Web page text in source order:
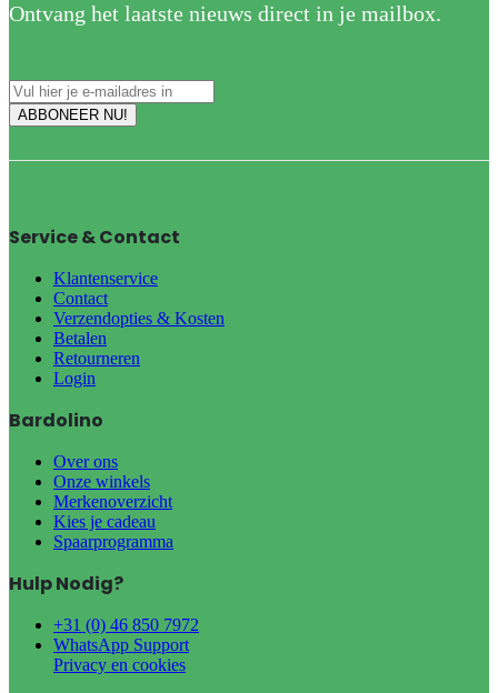
Ontvang het laatste nieuws direct in je mailbox.
Service & Contact
Klantenservice
Contact
Verzendopties & Kosten
Betalen
Retourneren
Login
Bardolino
Over ons
Onze winkels
Merkenoverzicht
Kies je cadeau
Spaarprogramma
Hulp Nodig?
+31 (0) 46 850 7972
WhatsApp Support
Privacy en cookies